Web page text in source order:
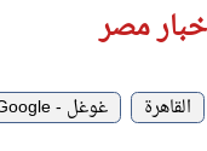
مصر
القاهرة غوغل - Google